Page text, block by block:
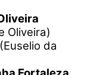
Oliveira)
(Euselio da